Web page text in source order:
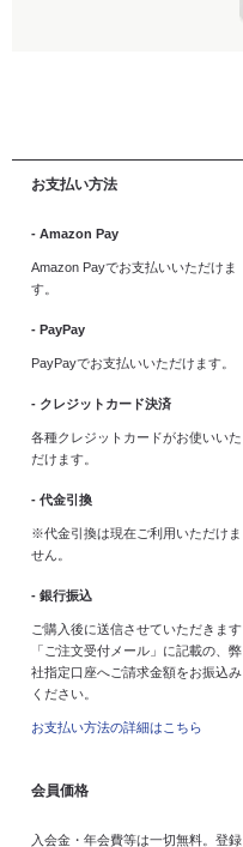
お支払い方法
- Amazon Pay
Amazon Payでお支払いいただけま
す。
- PayPay
PayPayでお支払いいただけます。
- クレジットカード決済
各種クレジットカードがお使いいた
だけます。
- 代金引換
※代金引換は現在ご利用いただけま
せん。
- 銀行振込
ご購入後に送信させていただきます
「ご注文受付メール」に記載の、弊
社指定口座へご請求金額をお振込み
ください。
お支払い方法の詳細はこちら
会員価格
入会金・年会費等は一切無料。登録